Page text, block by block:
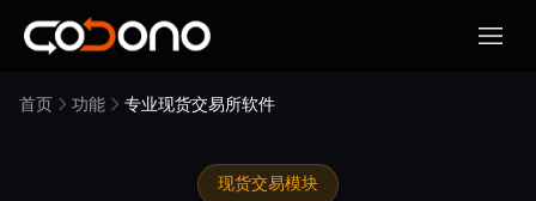
打开
首页 功能 专业现货交易所软件
现货交易模块